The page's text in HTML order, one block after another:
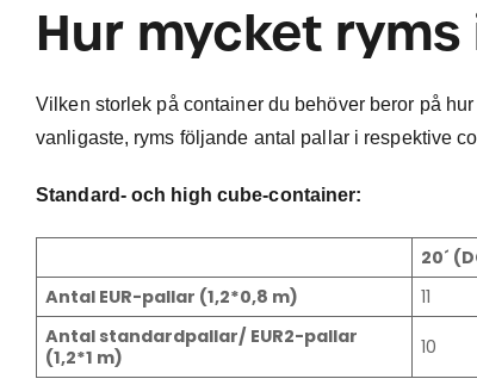
Hur mycket
Vilken storlek på container du behöver beror på
vanligaste, ryms följande antal pallar i respektive
Standard- och high cube-container:
20´
Antal EUR-pallar (1,2*0,8 m)
11
Antal standardpallar/ EUR2-pallar
(1,2*1 m)
10